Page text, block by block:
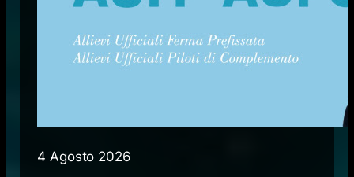
4 Agosto 2026